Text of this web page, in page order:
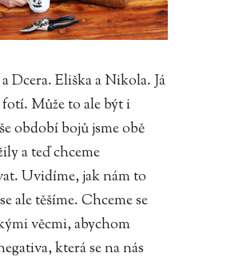
Dcera. Eliška a Nikola. Já
Může to ale být i
období bojů jsme obě
a teď chceme
Uvidíme, jak nám to
ale těšíme. Chceme se
věcmi, abychom
která se na nás